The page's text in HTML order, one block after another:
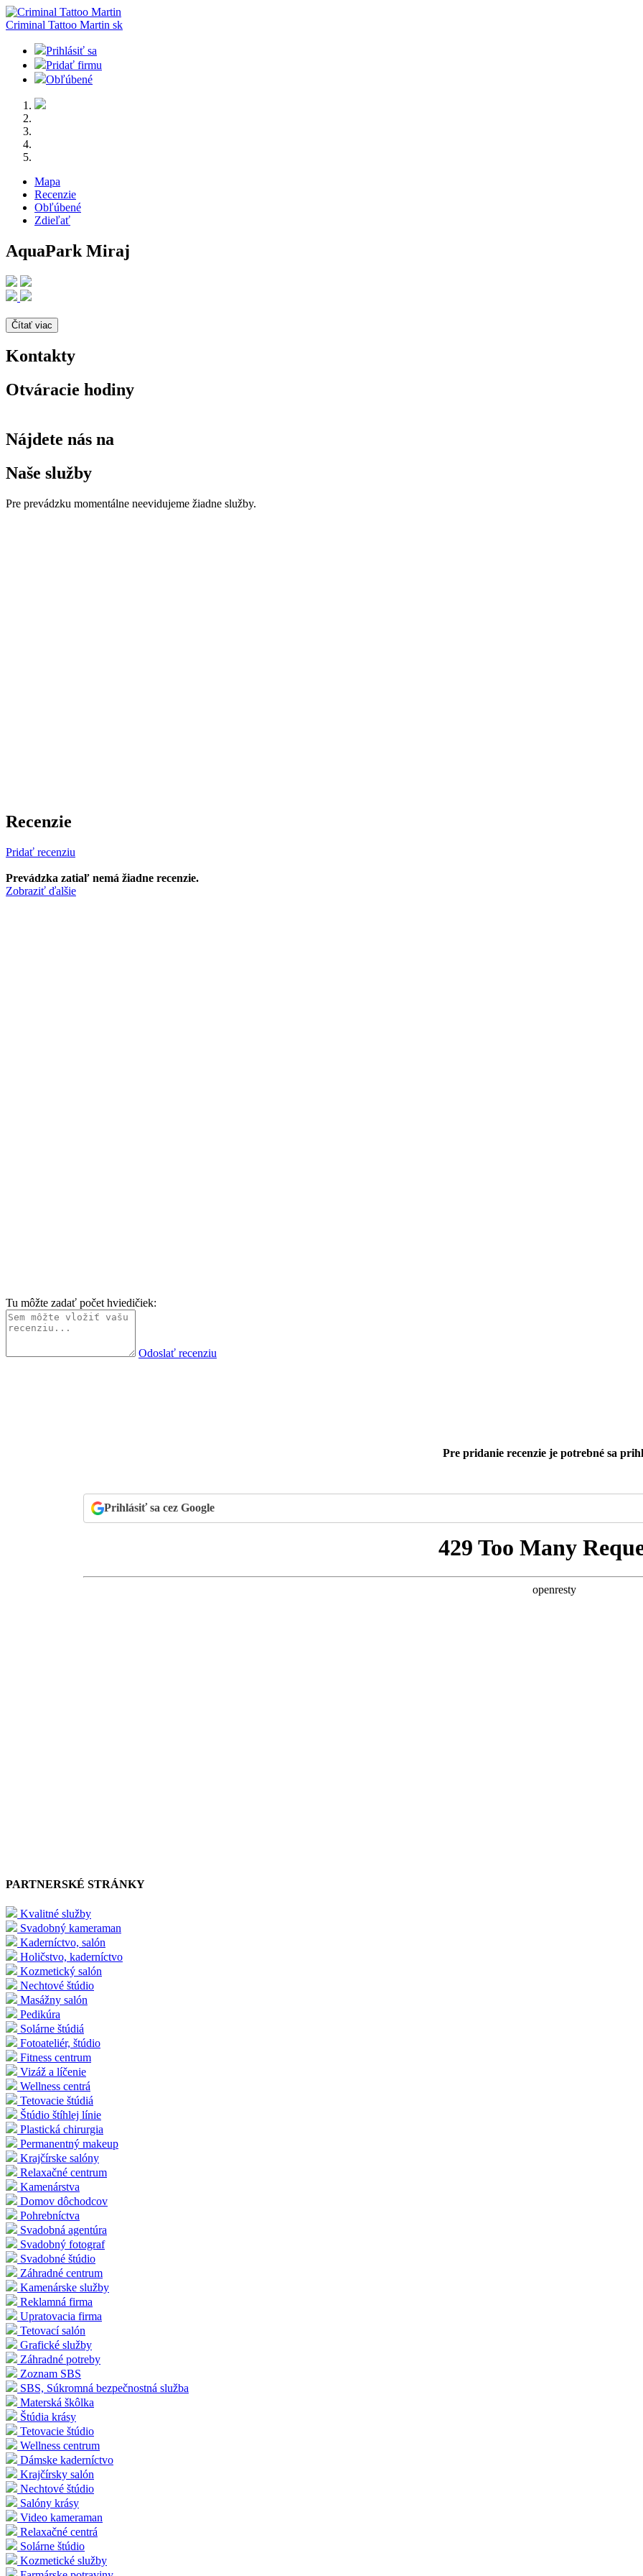
Criminal Tattoo Martin sk
Prihlásiť sa
Pridať firmu
Obľúbené
Mapa
Recenzie
Obľúbené
Zdieľať
AquaPark Miraj
Čítať viac
Kontakty
Otváracie hodiny
Nájdete nás na
Naše služby
Pre prevádzku momentálne neevidujeme žiadne služby.
Recenzie
Pridať recenziu
Prevádzka zatiaľ nemá žiadne recenzie.
Zobraziť ďalšie
Tu môžte zadať počet hviedičiek:
Odoslať recenziu
Pre pridanie recenzie je potrebné sa
Prihlásiť sa cez Google
PARTNERSKÉ STRÁNKY
Kvalitné služby
Svadobný kameraman
Kaderníctvo, salón
Holičstvo, kaderníctvo
Kozmetický salón
Nechtové štúdio
Masážny salón
Pedikúra
Solárne štúdiá
Fotoateliér, štúdio
Fitness centrum
Vizáž a líčenie
Wellness centrá
Tetovacie štúdiá
Štúdio štíhlej línie
Plastická chirurgia
Permanentný makeup
Krajčírske salóny
Relaxačné centrum
Kamenárstva
Domov dôchodcov
Pohrebníctva
Svadobná agentúra
Svadobný fotograf
Svadobné štúdio
Záhradné centrum
Kamenárske služby
Reklamná firma
Upratovacia firma
Tetovací salón
Grafické služby
Záhradné potreby
Zoznam SBS
SBS, Súkromná bezpečnostná služba
Materská škôlka
Štúdia krásy
Tetovacie štúdio
Wellness centrum
Dámske kaderníctvo
Krajčírsky salón
Nechtové štúdio
Salóny krásy
Video kameraman
Relaxačné centrá
Solárne štúdio
Kozmetické služby